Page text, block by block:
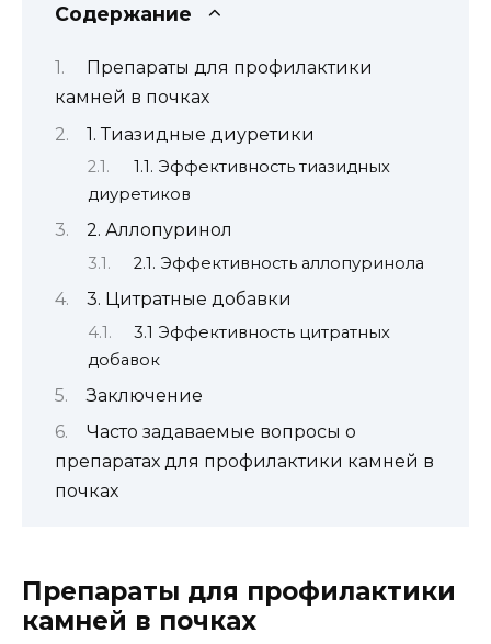
Содержание
Препараты для профилактики
камней в почках
1. Тиазидные диуретики
1.1. Эффективность тиазидных
диуретиков
2. Аллопуринол
2.1. Эффективность аллопуринола
3. Цитратные добавки
3.1 Эффективность цитратных
добавок
Заключение
Часто задаваемые вопросы о
препаратах для профилактики камней в
почках
Препараты для профилактики
камней в почках